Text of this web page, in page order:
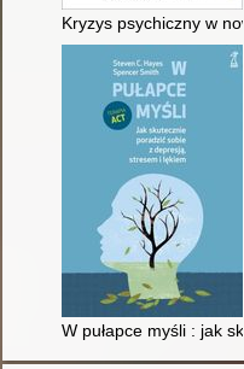
Kryzys psychiczny w
W pułapce myśli : jak